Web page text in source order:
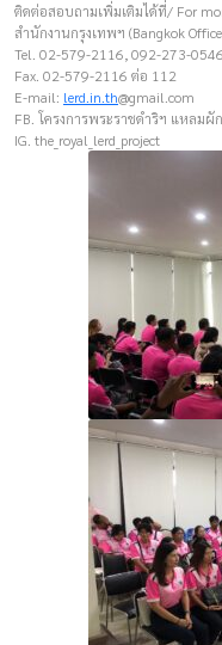
ติดต่อสอบถามเพิ่มเติมได้ที่/ For
สำนักงานกรุงเทพฯ (Bangkok
Tel. 02-579-2116, 092-273-0546
Fax. 02-579-2116 ต่อ 112
E-mail: lerd.in.th@gmail.com
FB. โครงการพระราชดำริฯ แหลมผั
IG. the_royal_lerd_project